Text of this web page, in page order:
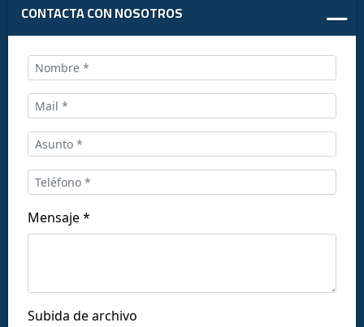
CONTACTA CON NOSOTROS
Mensaje *
Subida de archivo
Llámanos al:
+34 916169710
Síguenos en las redes: